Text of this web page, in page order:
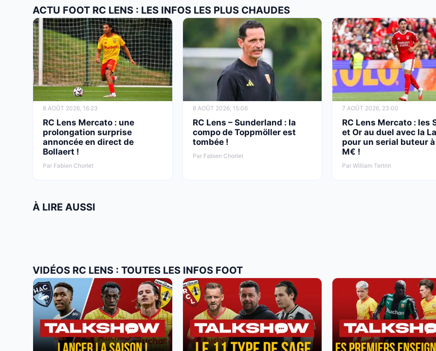
ACTU FOOT RC LENS : LES INFOS LES PLUS CHAUDES
8 AOÛT 2026, 16:23
RC Lens Mercato : une
prolongation surprise
annoncée en direct de
Bollaert !
Par Fabien Chorlet
8 AOÛT 2026, 15:06
RC Lens – Sunderland : la
compo de Toppmöller est
tombée !
Par Fabien Chorlet
7 AOÛT 2026, 23:00
RC Lens Mercato : les
et Or au duel avec la
pour un serial buteur à
M€ !
Par William Tertrin
À LIRE AUSSI
VIDÉOS RC LENS : TOUTES LES INFOS FOOT